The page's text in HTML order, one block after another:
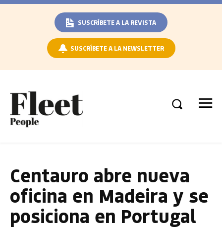
SUSCRÍBETE A LA REVISTA
SUSCRÍBETE A LA NEWSLETTER
Centauro abre nueva
oficina en Madeira y se
posiciona en Portugal